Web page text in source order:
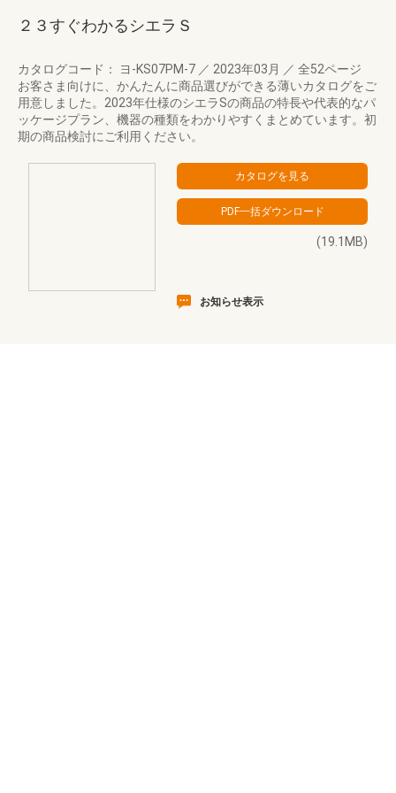
２３すぐわかるシエラＳ
カタログコード： ヨ-KS07PM-7 ／ 2023年03月 ／ 全52ページ
お客さま向けに、かんたんに商品選びができる薄いカタログをご
用意しました。2023年仕様のシエラSの商品の特長や代表的なパ
ッケージプラン、機器の種類をわかりやすくまとめています。初
期の商品検討にご利用ください。
(19.1MB)
お知らせ表示